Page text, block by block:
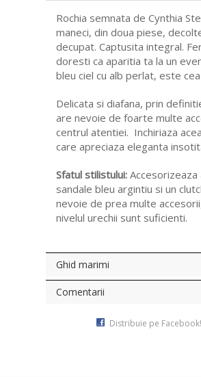
Rochia semnata de Cynthia
maneci, din doua piese,
decupat. Captusita integral.
doresti ca aparitia ta la un
bleu ciel cu alb perlat, este
Delicata si diafana, prin
are nevoie de foarte multe
centrul atentiei. Inchiriaza
care apreciaza eleganta
Sfatul stilistului:
sandale bleu argintiu si un
nevoie de prea multe
nivelul urechii sunt suficienti.
Ghid marimi
Comentarii
Distribuie pe Facebook!